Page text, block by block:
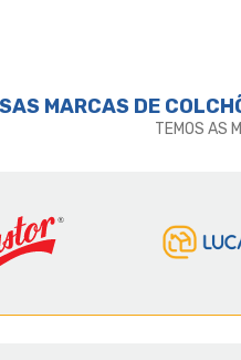
MARCAS DE
TEMOS AS